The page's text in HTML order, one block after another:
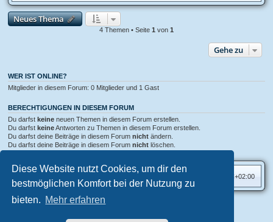
Diese Website nutzt Cookies, um dir den
bestmöglichen Komfort bei der Nutzung zu
bieten. Mehr erfahren
Neues Thema
4 Themen • Seite 1 von 1
Gehe zu
WER IST ONLINE?
Mitglieder in diesem Forum: 0 Mitglieder und 1 Gast
BERECHTIGUNGEN IN DIESEM FORUM
Du darfst keine neuen Themen in diesem Forum erstellen.
Du darfst keineAntworten zu Themen in diesem Forum erstellen.
Du darfst deine Beiträge in diesem Forum nicht ändern.
Du darfst deine Beiträge in diesem Forum nicht löschen.
UTC+02:00
Powered byphpBB® Forum Software © phpBB Limited